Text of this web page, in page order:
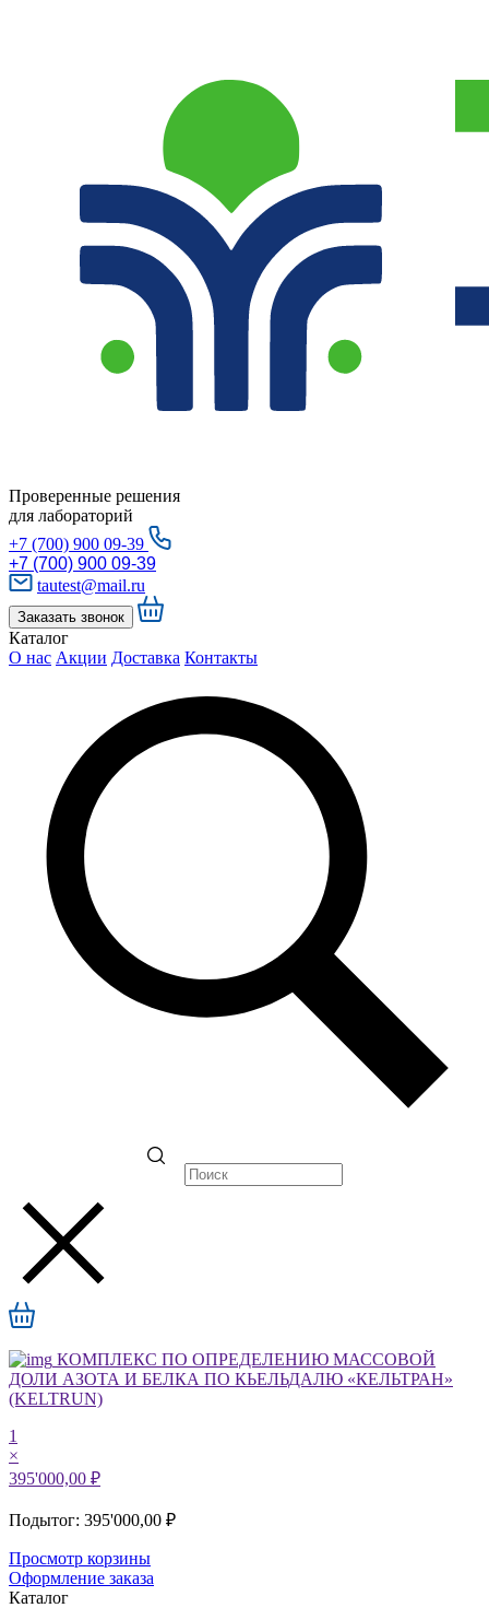
Проверенные решения
для лабораторий
+7 (700) 900 09-39
+7 (700) 900 09-39
tautest@mail.ru
Заказать звонок
Каталог
О нас Акции Доставка Контакты
КОМПЛЕКС ПО ОПРЕДЕЛЕНИЮ МАССОВОЙ
ДОЛИ АЗОТА И БЕЛКА ПО КЬЕЛЬДАЛЮ «КЕЛЬТРАН»
(KELTRUN)
1
×
395'000,00 ₽
Подытог: 395'000,00 ₽
Просмотр корзины
Оформление заказа
Каталог